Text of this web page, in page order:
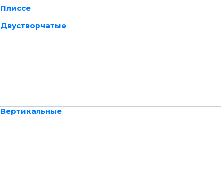
Плиссе
Двустворчатые
Вертикальные